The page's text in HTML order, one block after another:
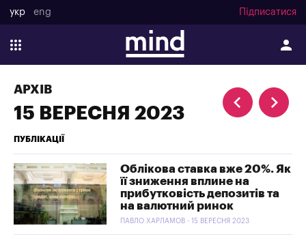
укр eng Підписатися
АРХІВ
15 ВЕРЕСНЯ 2023
ПУБЛІКАЦІЇ
Облікова ставка вже 20%. Як
її зниження вплине на
прибутковість депозитів та
на валютний ринок
ПАВЛО ХАРЛАМОВ - 15 ВЕРЕСНЯ 2023